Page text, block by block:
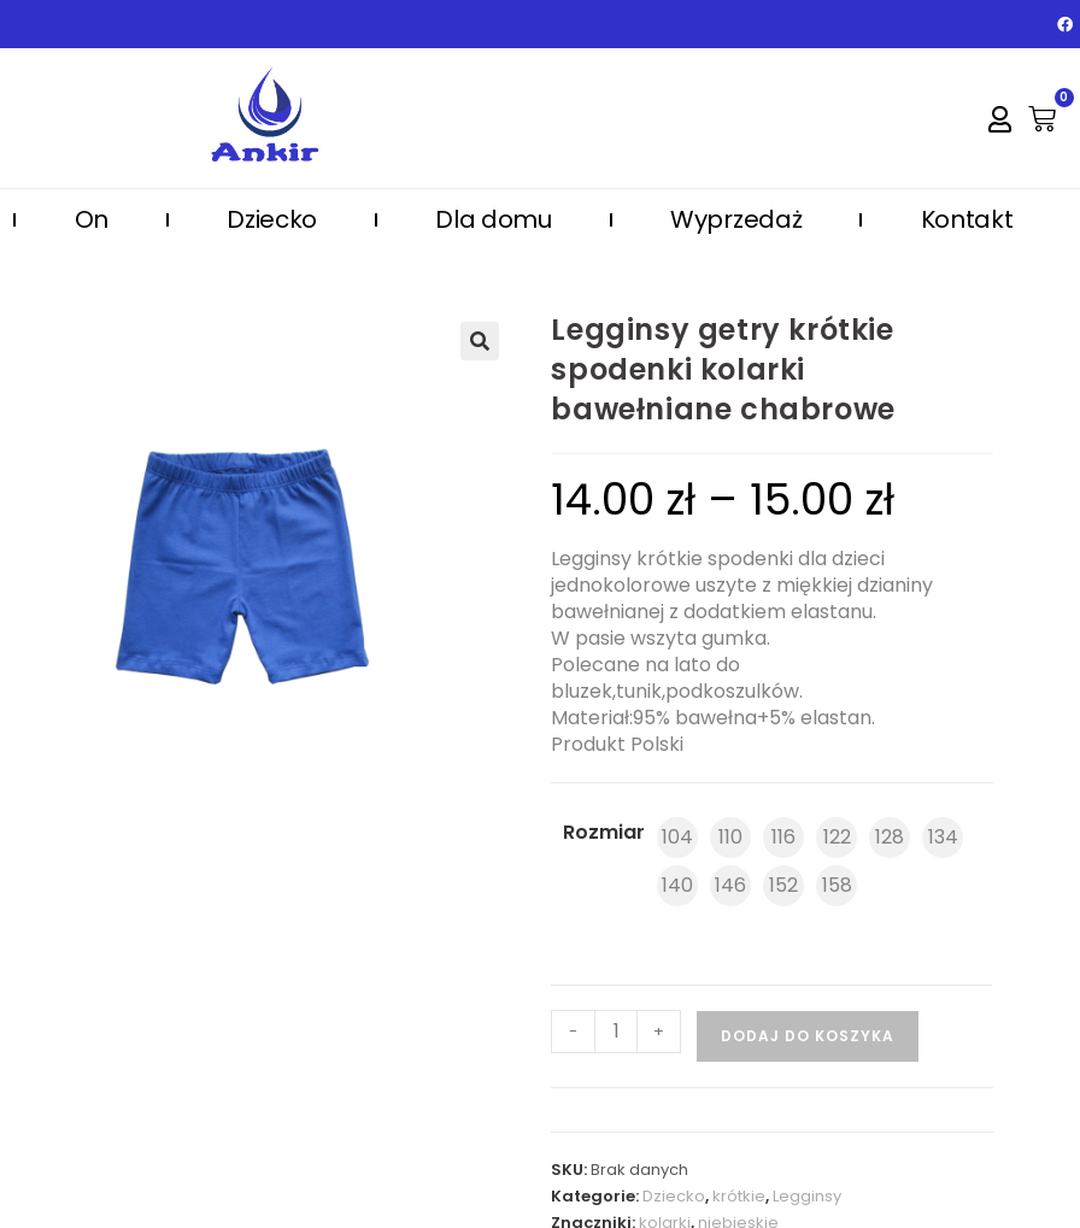
0
On Dziecko Dla domu Wyprzedaż Kontakt
Legginsy getry krótkie
spodenki kolarki
bawełniane chabrowe
14.00 zł – 15.00 zł
Legginsy krótkie spodenki dla dzieci
jednokolorowe uszyte z miękkiej dzianiny
bawełnianej z dodatkiem elastanu.
W pasie wszyta gumka.
Polecane na lato do
bluzek,tunik,podkoszulków.
Materiał:95% bawełna+5% elastan.
Produkt Polski
Rozmiar 104 110 116 122 128
134
140
146 152 158
- + DODAJ DO KOSZYKA
SKU:Brak danych
Kategorie: Dziecko, krótkie, Legginsy
Znaczniki: kolarki, niebieskie